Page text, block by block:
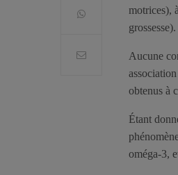
motrices),
grossesse).
Aucune
obtenus à
Étant
oméga-3,